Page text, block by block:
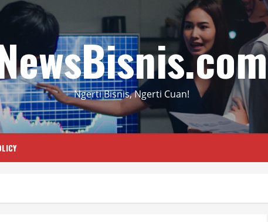
Ngerti Bisnis, Ngerti Cuan!